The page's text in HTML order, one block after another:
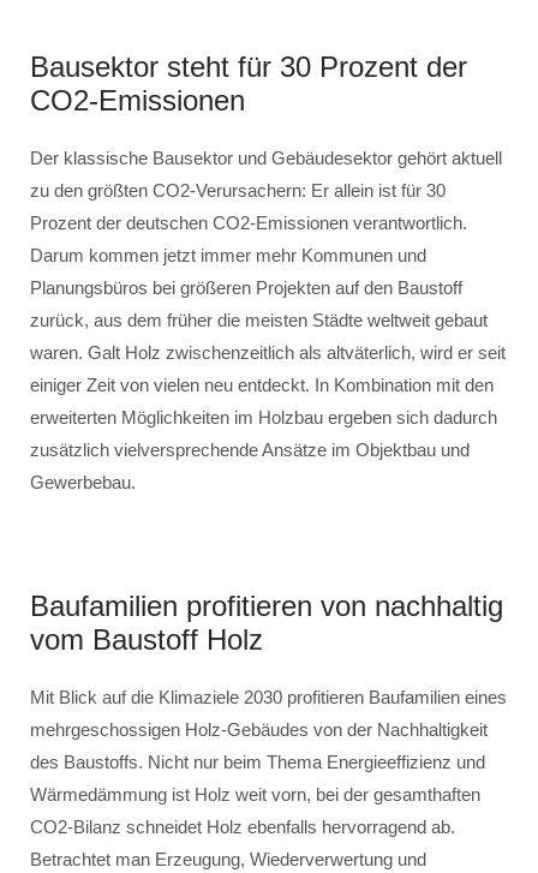
Bausektor steht für 30 Prozent der
CO2-Emissionen
Der klassische Bausektor und Gebäudesektor gehört aktuell
zu den größten CO2-Verursachern: Er allein ist für 30
Prozent der deutschen CO2-Emissionen verantwortlich.
Darum kommen jetzt immer mehr Kommunen und
Planungsbüros bei größeren Projekten auf den Baustoff
zurück, aus dem früher die meisten Städte weltweit gebaut
waren. Galt Holz zwischenzeitlich als altväterlich, wird er seit
einiger Zeit von vielen neu entdeckt. In Kombination mit den
erweiterten Möglichkeiten im Holzbau ergeben sich dadurch
zusätzlich vielversprechende Ansätze im Objektbau und
Gewerbebau.
Baufamilien profitieren von nachhaltig
vom Baustoff Holz
Mit Blick auf die Klimaziele 2030 profitieren Baufamilien eines
mehrgeschossigen Holz-Gebäudes von der Nachhaltigkeit
des Baustoffs. Nicht nur beim Thema Energieeffizienz und
Wärmedämmung ist Holz weit vorn, bei der gesamthaften
CO2-Bilanz schneidet Holz ebenfalls hervorragend ab.
Betrachtet man Erzeugung, Wiederverwertung und